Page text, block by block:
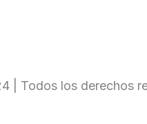
| Todos los derechos